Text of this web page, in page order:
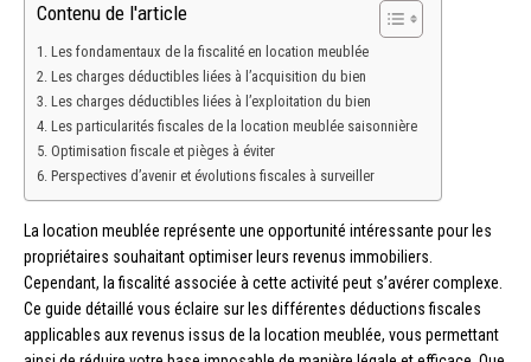
Contenu de l'article
Les fondamentaux de la fiscalité en location meublée
Les charges déductibles liées à l’acquisition du bien
Les charges déductibles liées à l’exploitation du bien
Les particularités fiscales de la location meublée saisonnière
Optimisation fiscale et pièges à éviter
Perspectives d’avenir et évolutions fiscales à surveiller
La location meublée représente une opportunité intéressante pour les
propriétaires souhaitant optimiser leurs revenus immobiliers.
Cependant, la fiscalité associée à cette activité peut s’avérer complexe.
Ce guide détaillé vous éclaire sur les différentes déductions fiscales
applicables aux revenus issus de la location meublée, vous permettant